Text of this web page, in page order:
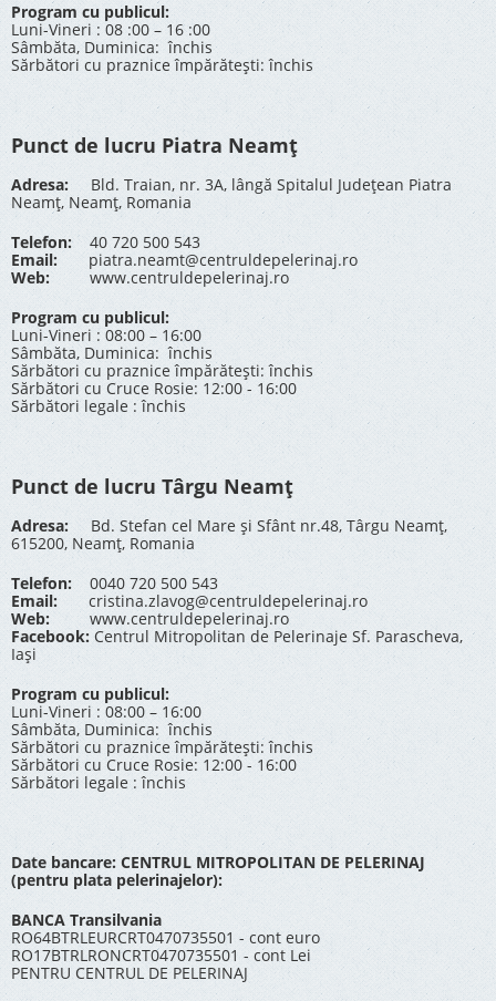
Program cu publicul:
Luni-Vineri : 08 :00 – 16 :00
Sâmbăta, Duminica: închis
Sărbători cu praznice împărătești: închis
Punct de lucru Piatra Neamț
Adresa: Bld. Traian, nr. 3A, lângă Spitalul Județean Piatra
Neamț, Neamț, Romania
Telefon:40 720 500 543
Email:
piatra.neamt@centruldepelerinaj.ro
Web:
www.centruldepelerinaj.ro
Program cu publicul:
Luni-Vineri : 08:00 – 16:00
Sâmbăta, Duminica: închis
Sărbători cu praznice împărătești: închis
Sărbători cu Cruce Rosie: 12:00 - 16:00
Sărbători legale : închis
Punct de lucru Târgu Neamț
Adresa: Bd. Stefan cel Mare și Sfânt nr.48, Târgu Neamț,
615200, Neamț, Romania
Telefon: 0040 720 500 543
Email:
cristina.zlavog@centruldepelerinaj.ro
Web:
www.centruldepelerinaj.ro
Facebook: Centrul Mitropolitan de Pelerinaje Sf. Parascheva,
Iași
Program cu publicul:
Luni-Vineri : 08:00 – 16:00
Sâmbăta, Duminica: închis
Sărbători cu praznice împărătești: închis
Sărbători cu Cruce Rosie: 12:00 - 16:00
Sărbători legale : închis
Date bancare: CENTRUL MITROPOLITAN DE PELERINAJ
(pentru plata pelerinajelor):
BANCA Transilvania
RO64BTRLEURCRT0470735501 - cont euro
RO17BTRLRONCRT0470735501 - cont Lei
PENTRU CENTRUL DE PELERINAJ